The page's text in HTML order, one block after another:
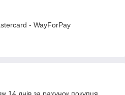
- WayForPay
14 днів за рахунок покупця